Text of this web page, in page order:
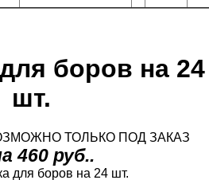
боров на 24
шт.
ТОЛЬКО ПОД ЗАКАЗ
460 руб..